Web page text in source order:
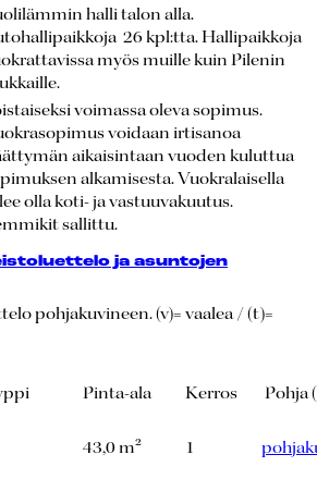
halli talon alla.
26 kpl:tta. Hallipaikkoja
myös muille kuin Pilenin
voimassa oleva sopimus.
voidaan irtisanoa
aikaisintaan vuoden kuluttua
alkamisesta. Vuokralaisella
olla koti- ja vastuuvakuutus.
sallittu.
ja asuntojen
pohjakuvineen. (v)= vaalea / (t)=
Pinta-ala Kerros Pohja
43,0 m² 1